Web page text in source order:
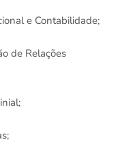
e Contabilidade;
de Relações